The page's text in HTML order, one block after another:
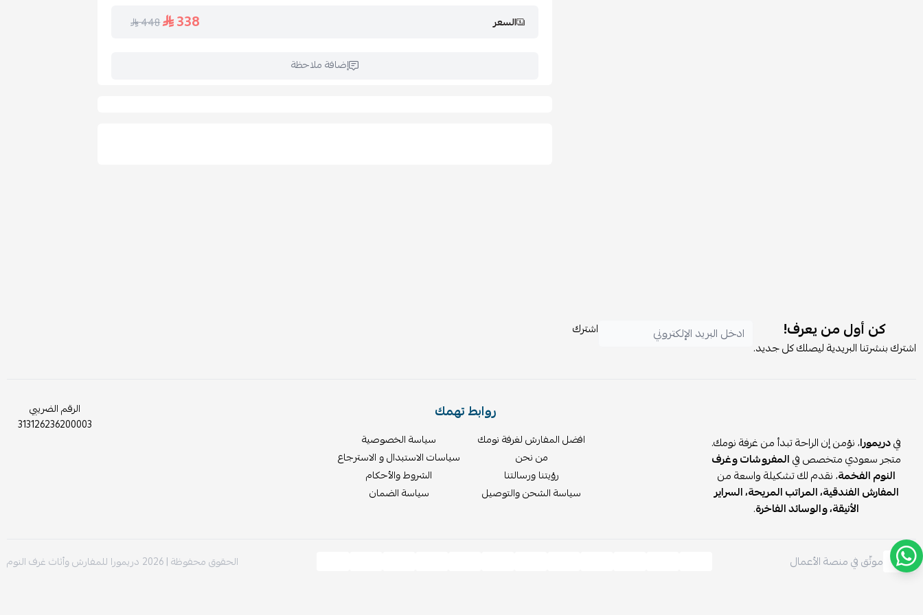
س: هل الشرشف يناسب جميع أنواع المراتب؟
السعر 338
448
إضافة ملاحظة
كن أول من يعرف!
اشترك بنشرتنا البريدية ليصلك كل جديد.
اشترك
فيدريمورا، نؤمن إن الراحة تبدأ من غرفة نومك.
متجر سعودي متخصص فيالمفروشات وغرف
النوم الفخمة، نقدم لك تشكيلة واسعة من
المفارش الفندقية، المراتب المريحة، السراير
الأنيقة، والوسائد الفاخرة.
روابط تهمك
افضل المفارش لغرفة نومك
من نحن
رؤيتنا ورسالتنا
سياسة الشحن والتوصيل
سياسة الخصوصية
سياسات الاستبدال و الاسترجاع
الشروط والأحكام
سياسة الضمان
الرقم الضريبي
313126236200003
موثّق في منصة الأعمال الحقوق محفوظة | 2026 دريمورا للمفارش وأثاث غرف النوم